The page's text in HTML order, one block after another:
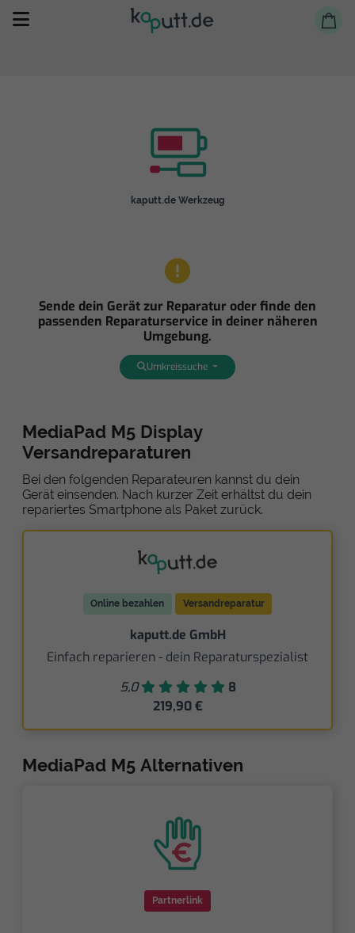
Selbst reparieren
kaputt.de Werkzeug
Sende dein Gerät zur Reparatur oder finde den
passenden Reparaturservice in deiner näheren
Umgebung.
Umkreissuche
MediaPad M5 Display
Versandreparaturen
Bei den folgenden Reparateuren kannst du dein
Gerät einsenden. Nach kurzer Zeit erhältst du dein
repariertes Smartphone als Paket zurück.
Online bezahlen Versandreparatur
kaputt.de GmbH
Einfach reparieren - dein Reparaturspezialist
5,0
8
219,90 €
MediaPad M5 Alternativen
Partnerlink